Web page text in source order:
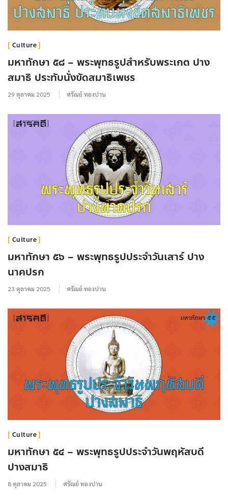
Culture
มหาทักษา ๕๘ – พระพุทธรูปสำหรับพระเกต ปาง
สมาธิ ประทับนั่งขัดสมาธิเพชร
29 ตุลาคม 2025 ศรัณย์ ทองปาน
Culture
มหาทักษา ๕๖ – พระพุทธรูปประจำวันเสาร์ ปาง
นาคปรก
23 ตุลาคม 2025 ศรัณย์ ทองปาน
Culture
มหาทักษา ๕๔ – พระพุทธรูปประจำวันพฤหัสบดี
ปางสมาธิ
8 ตุลาคม 2025 ศรัณย์ ทองปาน